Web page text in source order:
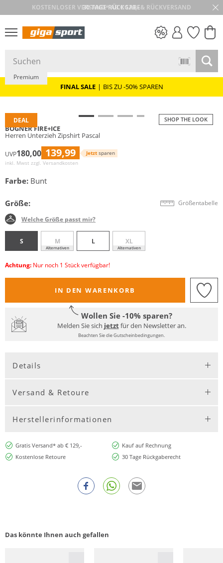
30 TAGE RÜCKGABE
PREIS & WERT
FINAL SALE | BIS ZU -50% SPAREN
SHOP THE LOOK
DEAL
Premium
BOGNER FIRE+ICE
Herren Unterzieh Zipshirt Pascal
UVP180,00 139,99 Jetzt sparen
inkl. Mwst zzgl. Versandkosten
Farbe: Bunt
Größe: Größentabelle
Welche Größe passt mir?
S M
Alternativen
L XL
Alternativen
Achtung: Nur noch 1 Stück verfügbar!
IN DEN WARENKORB
Wollen Sie -10% sparen?
Melden Sie sich jetztfür den Newsletter an.
Beachten Sie die Gutscheinbedingungen.
Details
Versand & Retoure
Herstellerinformationen
Gratis Versand* ab € 129,-
Kauf auf Rechnung
Kostenlose Retoure
30 Tage Rückgaberecht
Das könnte Ihnen auch gefallen